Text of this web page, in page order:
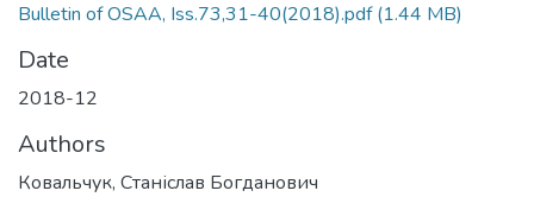
Bulletin of OSAA, Iss.73,31-40(2018).pdf(1.44 MB)
Date
2018-12
Authors
Ковальчук, Станіслав Богданович